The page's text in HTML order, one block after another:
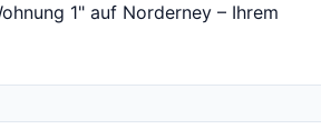
1" auf Norderney – Ihrem